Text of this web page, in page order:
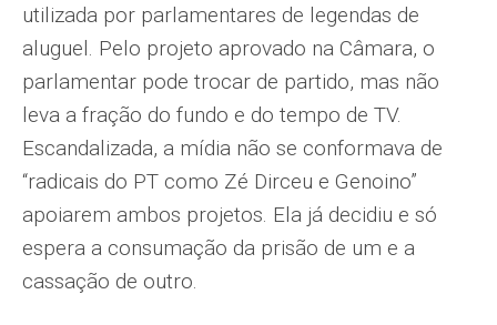
utilizada por parlamentares de legendas de
aluguel. Pelo projeto aprovado na Câmara, o
parlamentar pode trocar de partido, mas não
leva a fração do fundo e do tempo de TV.
Escandalizada, a mídia não se conformava de
“radicais do PT como Zé Dirceu e Genoino”
apoiarem ambos projetos. Ela já decidiu e só
espera a consumação da prisão de um e a
cassação de outro.